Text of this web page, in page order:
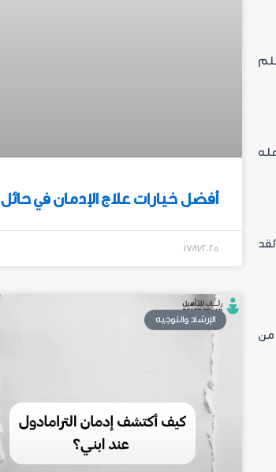
من
أفضل خيارات علاج الإدمان في حائل
17/11/2025
الإرشاد والتوجيه